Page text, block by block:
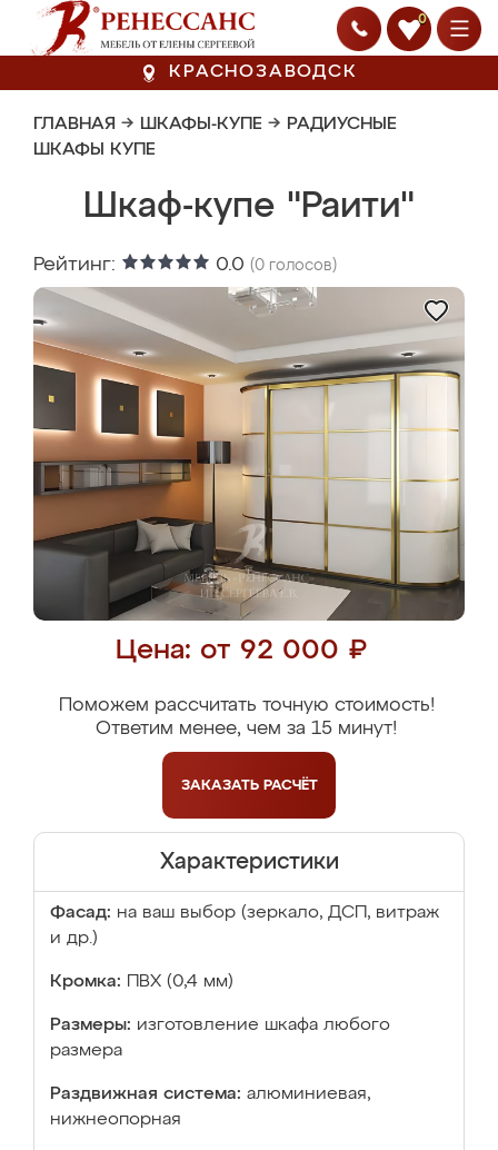
0
КРАСНОЗАВОДСК
ГЛАВНАЯ → ШКАФЫ-КУПЕ → РАДИУСНЫЕ
ШКАФЫ КУПЕ
Шкаф-купе "Раити"
Рейтинг: 0.0 (0 голосов)
Цена: от 92 000 ₽
Поможем рассчитать точную стоимость!
Ответим менее, чем за 15 минут!
ЗАКАЗАТЬ РАСЧЁТ
Характеристики
Фасад: на ваш выбор (зеркало, ДСП, витраж
и др.)
Кромка: ПВХ (0,4 мм)
Размеры: изготовление шкафа любого
размера
Раздвижная система: алюминиевая,
нижнеопорная